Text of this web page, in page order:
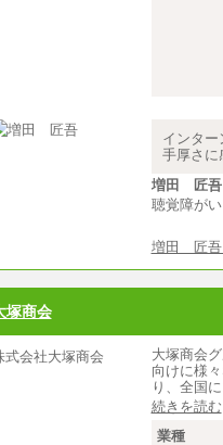
インタ
手厚さに
増田 匠吾
聴覚障がい
増田 匠吾
塚商会
大塚商会
向けに様
り、全国
続きを読む
業種